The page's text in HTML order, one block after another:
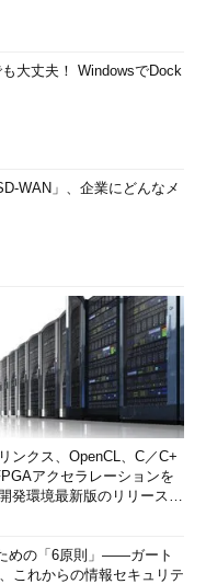
大丈夫！ WindowsでDock
WAN」、企業にどんなメ
ンクス、OpenCL、C／C+
アクセラレーションを
発環境最新版のリリースを
めの「6原則」――ガート
これからの情報セキュリテ